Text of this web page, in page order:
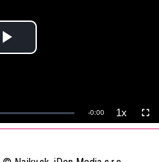
Play
Remaining
-0:00 1xPlayback
Rate